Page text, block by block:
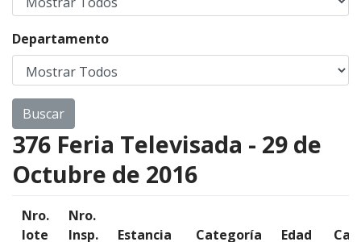
Departamento
376 Feria Televisada - 29 de
Octubre de 2016
Nro.
lote
Nro.
Insp.
Estancia Categoría Edad